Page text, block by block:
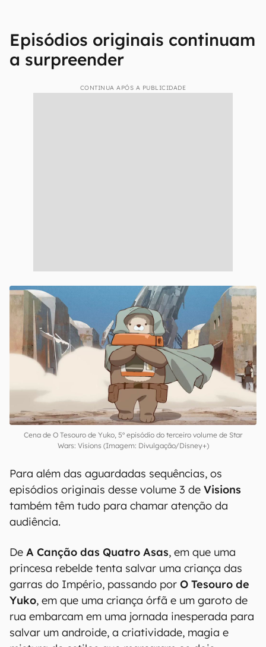
Episódios originais continuam
a surpreender
CONTINUA APÓS A PUBLICIDADE
Cena de O Tesouro de Yuko, 5º episódio do terceiro volume de Star
Wars: Visions (Imagem: Divulgação/Disney+)
Para além das aguardadas sequências, os
episódios originais desse volume 3 de Visions
também têm tudo para chamar atenção da
audiência.
De A Canção das Quatro Asas, em que uma
princesa rebelde tenta salvar uma criança das
garras do Império, passando por O Tesouro de
Yuko, em que uma criança órfã e um garoto de
rua embarcam em uma jornada inesperada para
salvar um androide, a criatividade, magia e